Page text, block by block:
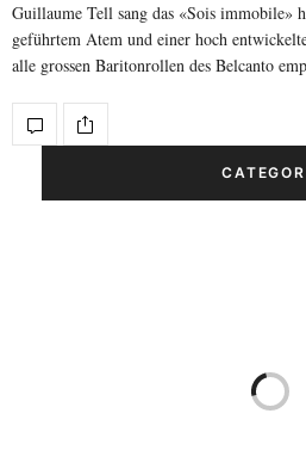
Guillaume Tell sang das «Sois immobile»
geführtem Atem und einer hoch
alle grossen Baritonrollen des Belcanto